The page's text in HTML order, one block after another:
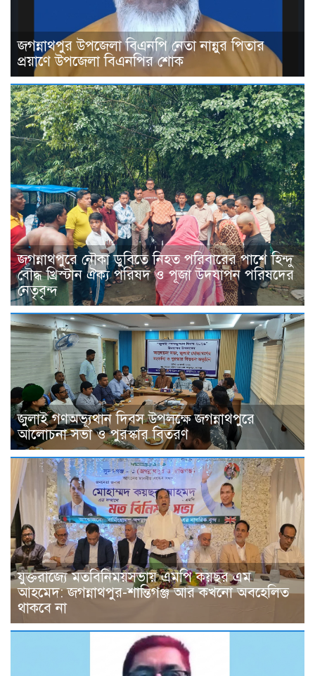
জগন্নাথপুর উপজেলা বিএনপি নেতা নান্নুর পিতার
প্রয়াণে উপজেলা বিএনপির শোক
জগন্নাথপুরে নৌকা ডুবিতে নিহত পরিবারের পাশে হিন্দু
বৌদ্ধ খ্রিস্টান ঐক্য পরিষদ ও পূজা উদযাপন পরিষদের
নেতৃবৃন্দ
জুলাই গণঅভ্যূথান দিবস উপলক্ষে জগন্নাথপুরে
আলোচনা সভা ও পুরস্কার বিতরণ
যুক্তরাজ্যে মতবিনিময়সভায় এমপি কয়ছর এম
আহমেদ: জগন্নাথপুর-শান্তিগঞ্জ আর কখনো অবহেলিত
থাকবে না